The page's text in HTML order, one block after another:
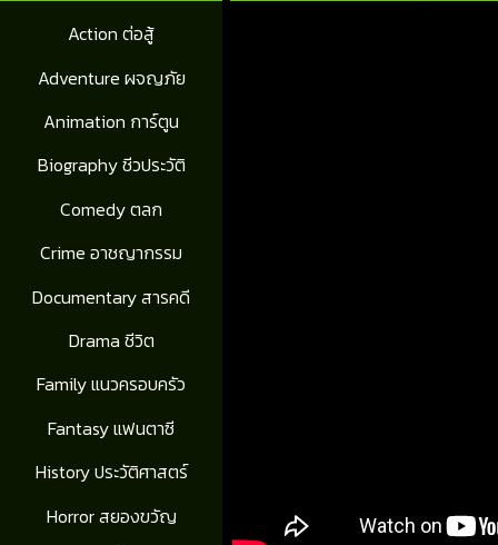
Action ต่อสู้
Adventure ผจญภัย
Animation การ์ตูน
Biography ชีวประวัติ
Comedy ตลก
Crime อาชญากรรม
Documentary สารคดี
Drama ชีวิต
Family แนวครอบครัว
Fantasy แฟนตาซี
History ประวัติศาสตร์
Horror สยองขวัญ